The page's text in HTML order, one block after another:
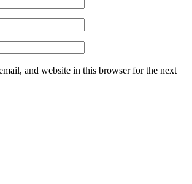
and website in this browser for the next